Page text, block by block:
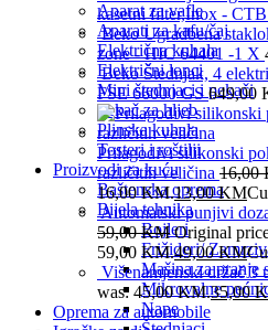
Aparat za vafle
Aparati za kafu/čaj
Električna kuhala
Električni lonci
Mini štednjaci i pekači
Pekač za hljeb
Plinska kuhala
Tosteri i roštilji
Proizvodi za kuću
Baštenska oprema
Bijela tehnika
Bojleri
Frižideri/
Mašina za pranje
Mikrovalne
Nape
kasetni filter,Inox -
Beko Ugradbena
zone - HIC 64401 -1 X
Beko Štednjak, 4
FSE 66000 GS649,00
Prilagodivi silikonski
različitih veličina 16,00
16,00 KM.13,00KM
Automatski punjivi
59,00KM Original
59,00 KM.49,00KM
Višenamjenski držač 3
was: 45,00 KM.35,00
Oprema za automobile